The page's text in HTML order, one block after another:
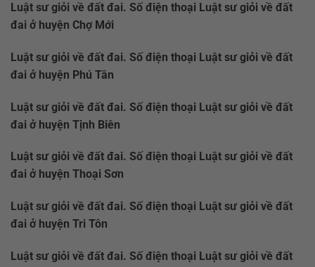
Luật sư giỏi về đất đai. Số điện thoại Luật sư giỏi về đất
đai ở huyện Chợ Mới
Luật sư giỏi về đất đai. Số điện thoại Luật sư giỏi về đất
đai ở huyện Phú Tân
Luật sư giỏi về đất đai. Số điện thoại Luật sư giỏi về đất
đai ở huyện Tịnh Biên
Luật sư giỏi về đất đai. Số điện thoại Luật sư giỏi về đất
đai ở huyện Thoại Sơn
Luật sư giỏi về đất đai. Số điện thoại Luật sư giỏi về đất
đai ở huyện Tri Tôn
Luật sư giỏi về đất đai. Số điện thoại Luật sư giỏi về đất